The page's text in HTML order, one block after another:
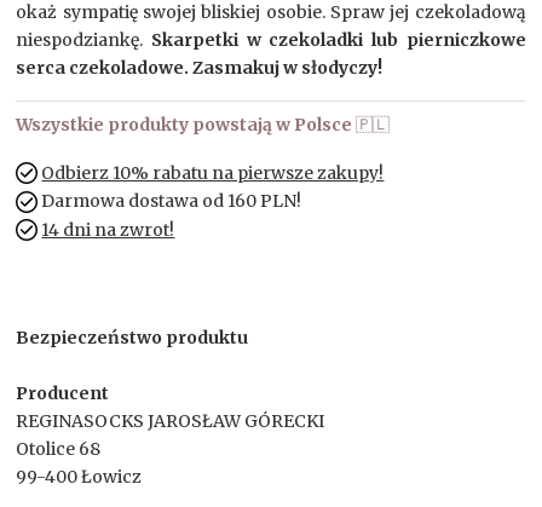
okaż sympatię swojej bliskiej osobie. Spraw jej czekoladową
niespodziankę. Skarpetki w czekoladki lub pierniczkowe
serca czekoladowe. Zasmakuj w słodyczy!
Wszystkie produkty powstają w Polsce 🇵🇱
Odbierz 10% rabatu na pierwsze zakupy!
Darmowa dostawa od 160 PLN!
14 dni na zwrot!
Bezpieczeństwo produktu
Producent
REGINASOCKS JAROSŁAW GÓRECKI
Otolice 68
99-400 Łowicz